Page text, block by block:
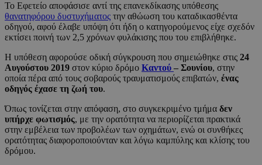
Το Εφετείο αποφάσισε αντί της επανεκδίκασης υπόθεσης
θανατηφόρου δυστυχήματος την αθώωση του καταδικασθέντα
οδηγού, αφού έλαβε υπόψη ότι ήδη ο κατηγορούμενος είχε σχεδόν
εκτίσει ποινή των 2,5 χρόνων φυλάκισης που του επιβλήθηκε.
Η υπόθεση αφορούσε οδική σύγκρουση που σημειώθηκε στις 24
Αυγούστου 2019 στον κύριο δρόμο Καντού – Σουνίου, στην
οποία πέρα από τους σοβαρούς τραυματισμούς επιβατών, ένας
οδηγός έχασε τη ζωή του.
Όπως τονίζεται στην απόφαση, στο συγκεκριμένο τμήμα δεν
υπήρχε φωτισμός, με την ορατότητα να περιορίζεται πρακτικά
στην εμβέλεια των προβολέων των οχημάτων, ενώ οι συνθήκες
ορατότητας διαφοροποιούνταν και λόγω καμπύλης και κλίσης του
δρόμου.